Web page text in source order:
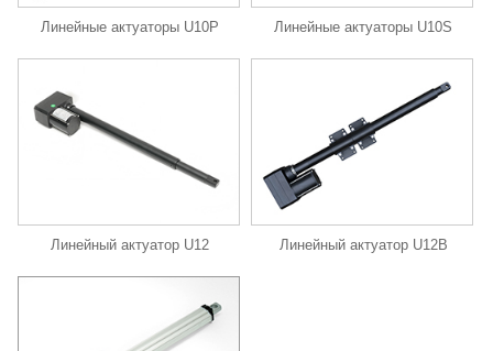
Линейные актуаторы U10P Линейные актуаторы U10S
Линейный актуатор U12 Линейный актуатор U12B